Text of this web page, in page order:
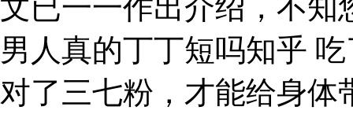
文已一一作出介绍，不知
男人真的丁丁短吗知乎
对了三七粉，才能给身